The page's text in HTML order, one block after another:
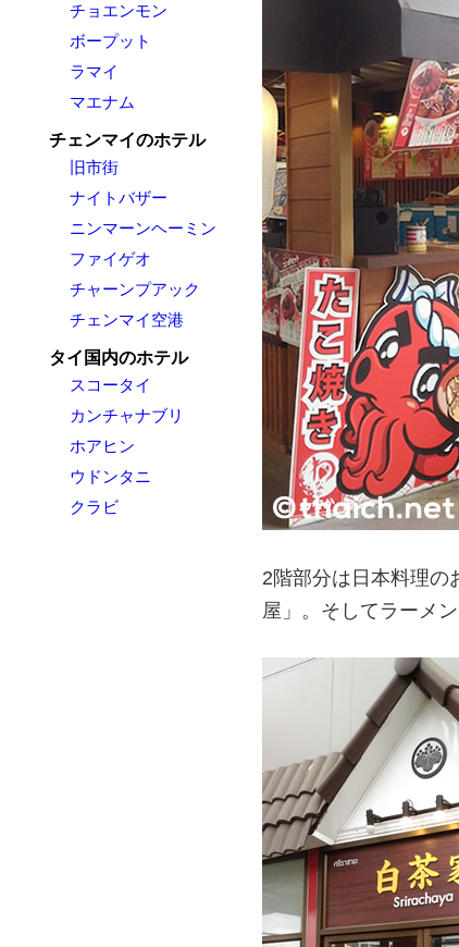
チョエンモン
ボープット
ラマイ
マエナム
チェンマイのホテル
旧市街
ナイトバザー
ニンマーンヘーミン
ファイゲオ
チャーンプアック
チェンマイ空港
タイ国内のホテル
スコータイ
カンチャナブリ
ホアヒン
ウドンタニ
クラビ
2階部分は日本料理の
屋」。そしてラーメ